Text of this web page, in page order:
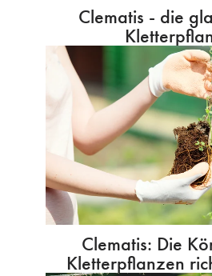
Clematis - die
Clematis: Die
Kletterpflanzen